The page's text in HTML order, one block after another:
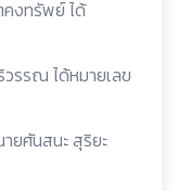
คงทรัพย์ ได้
รรณ ได้หมายเลข
ยศันสนะ สุริยะ